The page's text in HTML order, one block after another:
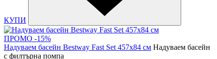
КУПИ
ПРОМО -15%
Надуваем басейн Bestway Fast Set 457x84 cм Надуваем басейн
с филтърна помпа